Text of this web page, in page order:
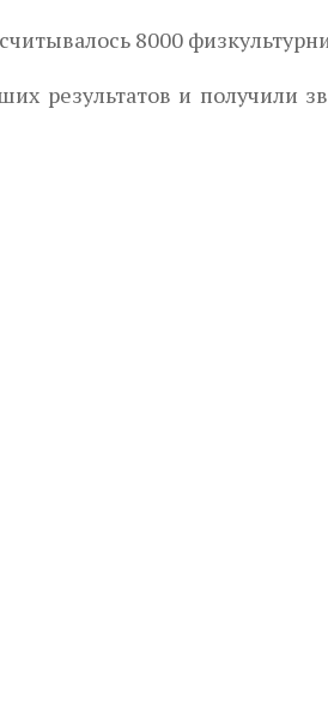
8000
результатов и получили